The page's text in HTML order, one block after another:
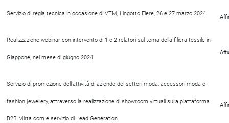
Servizio di regia tecnica in occasione di VTM, Lingotto Fiere, 26 e 27 marzo 2024.
Realizzazione webinar con intervento di 1 o 2 relatori sul tema della filiera tessile in
Giappone, nel mese di giugno 2024.
Servizio di promozione dell'attività di aziende dei settori moda, accessori moda e
fashion jewellery, attraverso la realizzazione di showroom virtuali sulla piattaforma
B2B Mirta.com e servizio di Lead Generation.